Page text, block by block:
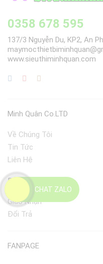
CHAT ZALO
0358 678 595
137/3 Nguyễn Du, KP2, An
www.sieuthiminhquan.com
Minh Quân Co.LTD
Về Chúng Tôi
Tin Tức
Liên Hệ
Điều Khoản
Giao Nhận
Đổi Trả
FANPAGE